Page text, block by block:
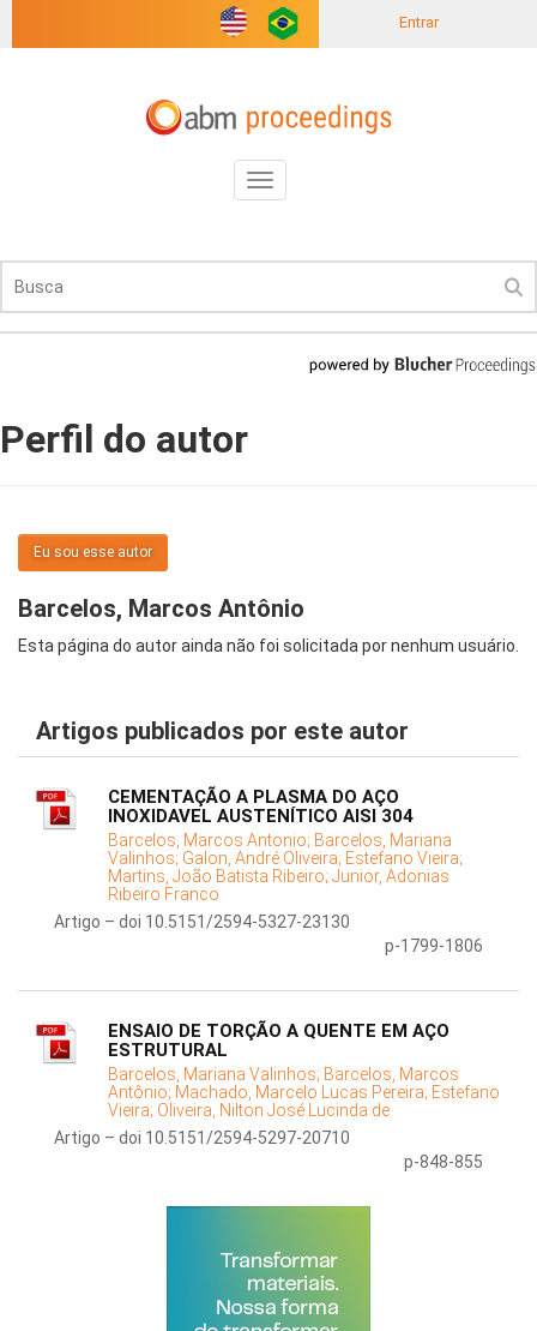
Entrar
Toggle
navigation
Perfil do autor
Eu sou esse autor
Barcelos, Marcos Antônio
Esta página do autor ainda não foi solicitada por nenhum usuário.
Artigos publicados por este autor
CEMENTAÇÃO A PLASMA DO AÇO
INOXIDAVEL AUSTENÍTICO AISI 304
Barcelos, Marcos Antonio; Barcelos, Mariana
Valinhos; Galon, André Oliveira; Estefano Vieira;
Martins, João Batista Ribeiro; Junior, Adonias
Ribeiro Franco
Artigo – doi 10.5151/2594-5327-23130
p-1799-1806
ENSAIO DE TORÇÃO A QUENTE EM AÇO
ESTRUTURAL
Barcelos, Mariana Valinhos; Barcelos, Marcos
Antônio; Machado, Marcelo Lucas Pereira; Estefano
Vieira; Oliveira, Nilton José Lucinda de
Artigo – doi 10.5151/2594-5297-20710
p-848-855